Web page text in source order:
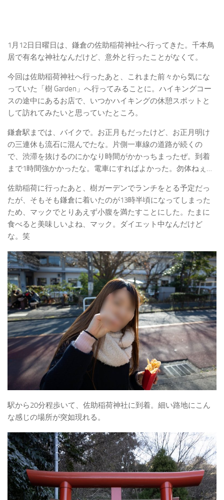
1月12日日曜日は、鎌倉の佐助稲荷神社へ行ってきた。千本鳥
居で有名な神社なんだけど、意外と行ったことがなくて。
今回は佐助稲荷神社へ行ったあと、これまた前々から気にな
っていた「樹 Garden」へ行ってみることに。ハイキングコー
スの途中にあるお店で、いつかハイキングの休憩スポットと
して訪れてみたいと思っていたところ。
鎌倉駅までは、バイクで。お正月もだったけど、お正月明け
の三連休も流石に混んでたな。片側一車線の道路が続くの
で、渋滞を抜けるのにかなり時間がかかっちまったぜ。到着
まで1時間強かかったな。電車にすればよかった。勿体ねぇ…
佐助稲荷に行ったあと、樹ガーデンでランチをとる予定だっ
たが、そもそも鎌倉に着いたのが13時半頃になってしまった
ため、マックでとりあえず小腹を満たすことにした。たまに
食べると美味しいよね、マック。ダイエット中なんだけど
な。笑
駅から20分程歩いて、佐助稲荷神社に到着。細い路地にこん
な感じの場所が突如現れる。